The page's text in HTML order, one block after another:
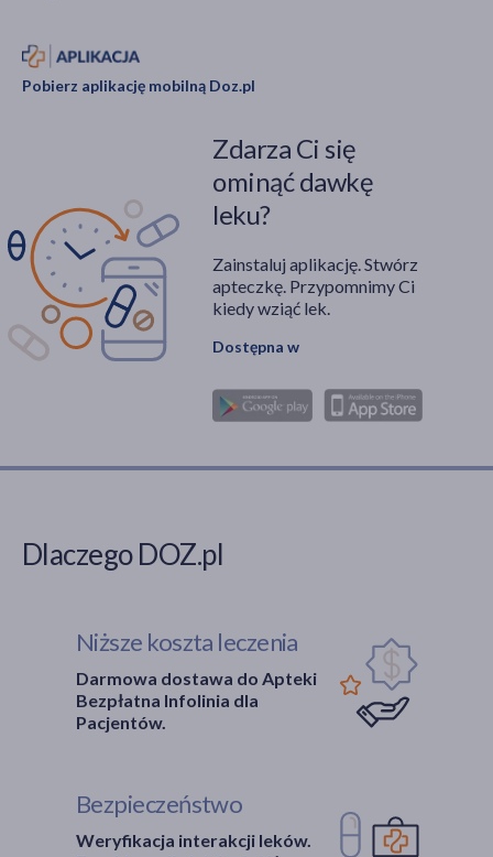
Pobierz aplikację mobilną Doz.pl
Zdarza Ci się
ominąć dawkę
leku?
Zainstaluj aplikację. Stwórz
apteczkę. Przypomnimy Ci
kiedy wziąć lek.
Dostępna w
Dlaczego DOZ.pl
Niższe koszta leczenia
Darmowa dostawa do Apteki
Bezpłatna Infolinia dla
Pacjentów.
Bezpieczeństwo
Weryfikacja interakcji leków.